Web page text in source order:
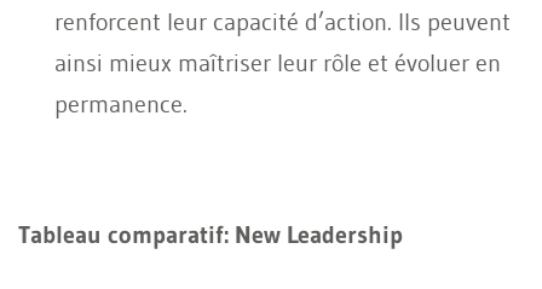
renforcent leur capacité d’action. Ils peuvent
ainsi mieux maîtriser leur rôle et évoluer en
permanence.
Tableau comparatif: New Leadership